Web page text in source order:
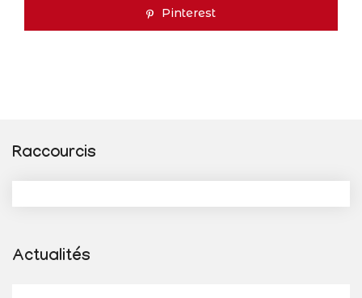
Pinterest
Raccourcis
Actualités